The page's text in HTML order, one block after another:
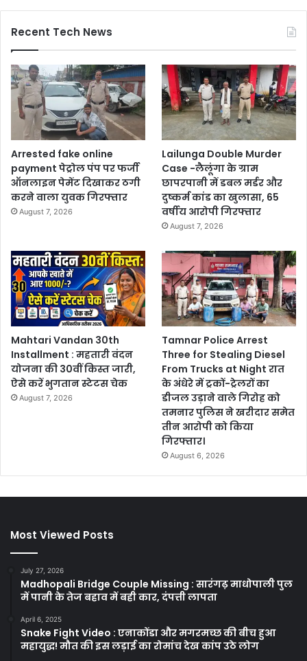
Recent Tech News
Arrested fake online
payment पेट्रोल पंप पर फर्जी
ऑनलाइन पेमेंट दिखाकर ठगी
करने वाला युवक गिरफ्तार
August 7, 2026
Lailunga Double Murder
Case -लैलूंगा के ग्राम
छापरपानी में डबल मर्डर और
दुष्कर्म कांड का खुलासा, 65
वर्षीय आरोपी गिरफ्तार
August 7, 2026
Mahtari Vandan 30th
Installment : महतारी वंदन
योजना की 30वीं किस्त जारी,
ऐसे करें भुगतान स्टेटस चेक
August 7, 2026
Tamnar Police Arrest
Three for Stealing Diesel
From Trucks at Night रात
के अंधेरे में ट्रकों-ट्रेलरों का
डीजल उड़ाने वाले गिरोह को
तमनार पुलिस ने खरीदार समेत
तीन आरोपी को किया
गिरफ्तार।
August 6, 2026
Most Viewed Posts
July 27, 2026
Madhopali Bridge Couple Missing : सारंगढ़ माधोपाली पुल
में पानी के तेज बहाव में बही कार, दंपत्ती लापता
April 6, 2025
Snake Fight Video : एनाकोंडा और मगरमच्छ की बीच हुआ
महायुद्ध! मौत की इस लड़ाई का रोमांच देख कांप उठे लोग